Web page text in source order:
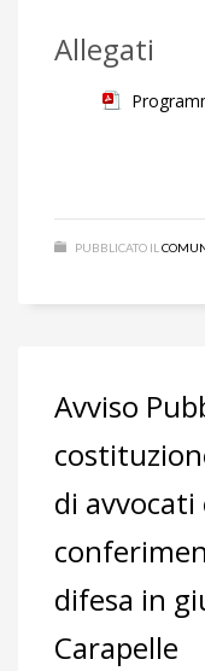
Allegati
PUBBLICATO IL
Avviso
di
difesa in
Carapelle